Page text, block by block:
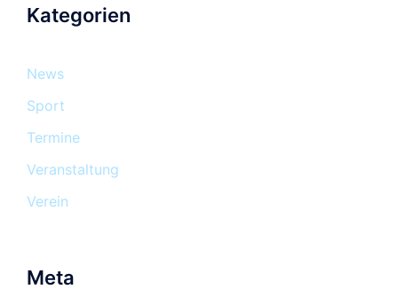
Kategorien
News
Sport
Termine
Veranstaltung
Verein
Meta